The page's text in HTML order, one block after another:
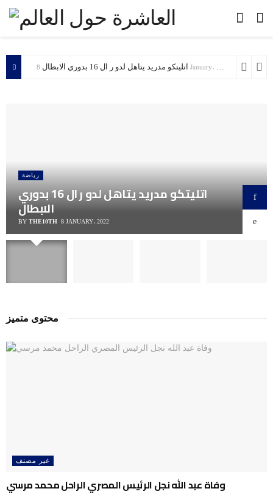
اتليتكو مدريد يتاهل لدو ر ال 16 بدوري الابطال 8 January، 2022
رياضة
اتليتكو مدريد يتاهل لدو ر ال 16 بدوري
الابطال
BY THE10TH 8 JANUARY، 2022
محتوى متميز
غير مصنف
وفاة عبد الله نجل الرئيس المصري الراحل محمد مرسي